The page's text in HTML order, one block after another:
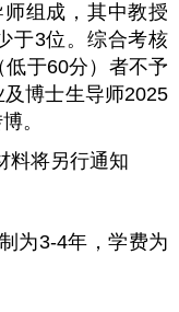
组成，其中教授
于3位。综合考核
于60分）者不予
博士生导师2025
。
料将另行通知
为3-4年，学费为